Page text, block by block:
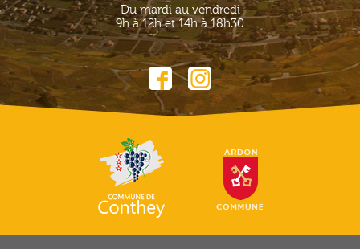
Du mardi au vendredi
9h à 12h et 14h à 18h30